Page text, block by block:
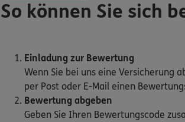
So können Sie sich
Einladung zur Bewertung
Wenn Sie bei uns eine Versicherung
per Post oder E-Mail einen
Bewertung abgeben
Geben Sie Ihren Bewertungscode